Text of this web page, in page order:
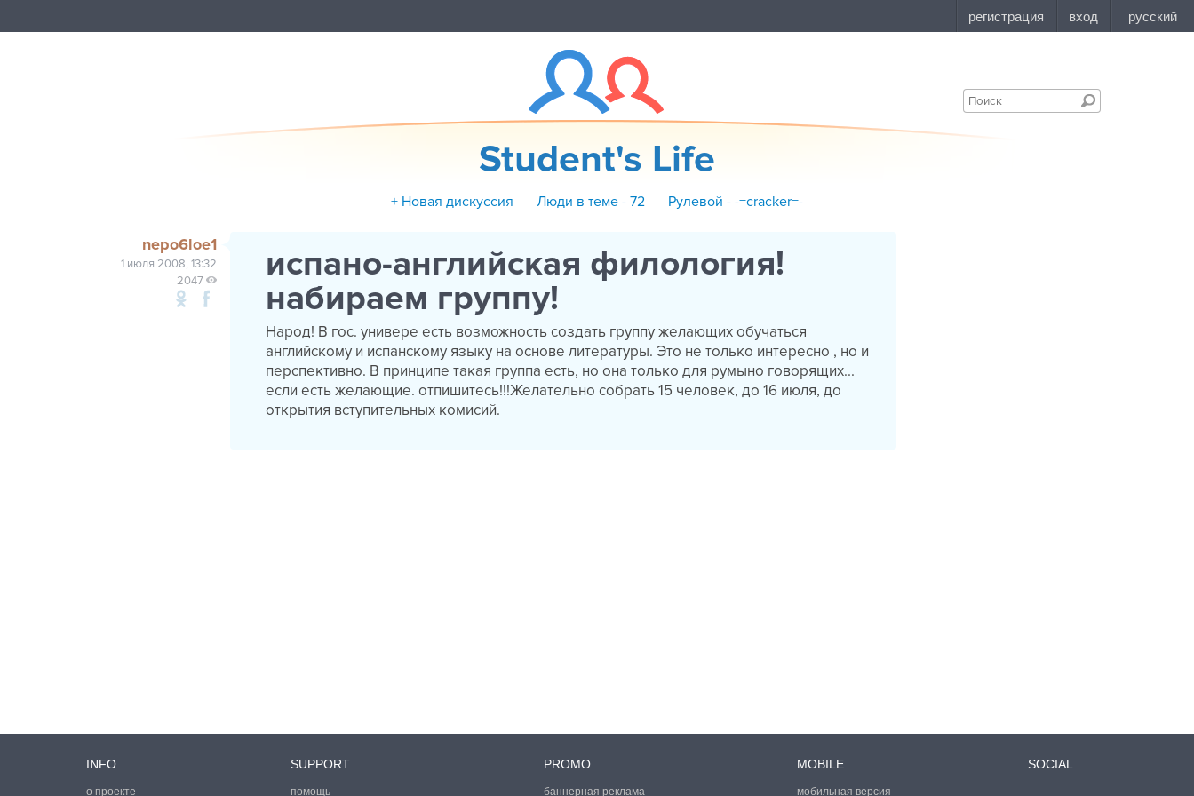
Student's Life
+ Новая дискуссия Люди в теме - 72 Рулевой - -=cracker=-
nepo6loe1
1 июля 2008, 13:32
2047
испано-английская филология!
набираем группу!
Народ! В гос. универе есть возможность создать группу желающих обучаться
английскому и испанскому языку на основе литературы. Это не только интересно , но и
перспективно. В принципе такая группа есть, но она только для румыно говорящих...
если есть желающие. отпишитесь!!!Желательно собрать 15 человек, до 16 июля, до
открытия вступительных комисий.
INFO
о проекте
SUPPORT
помощь
PROMO
баннерная реклама
MOBILE
мобильная версия
SOCIAL